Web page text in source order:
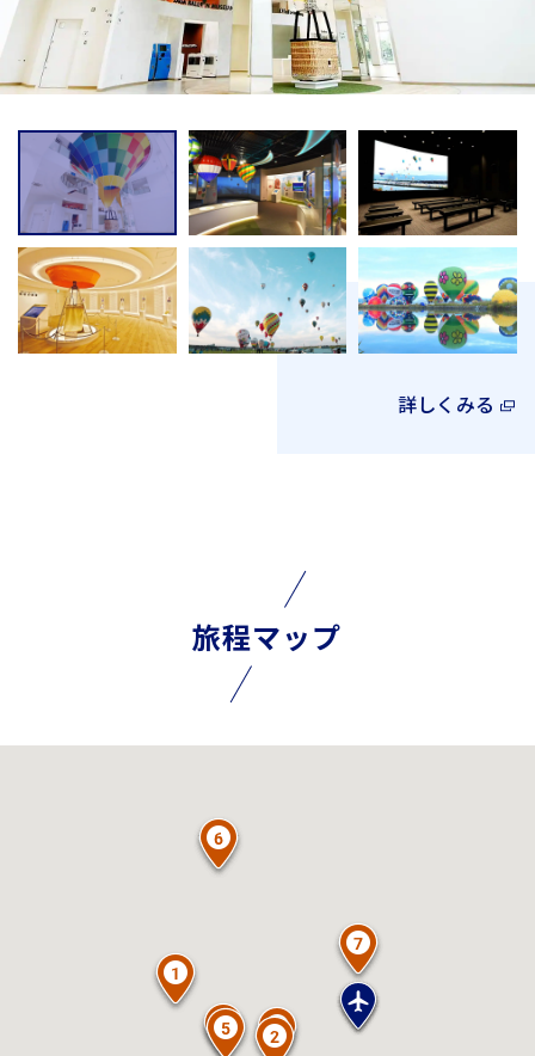
詳しくみる
旅程マップ